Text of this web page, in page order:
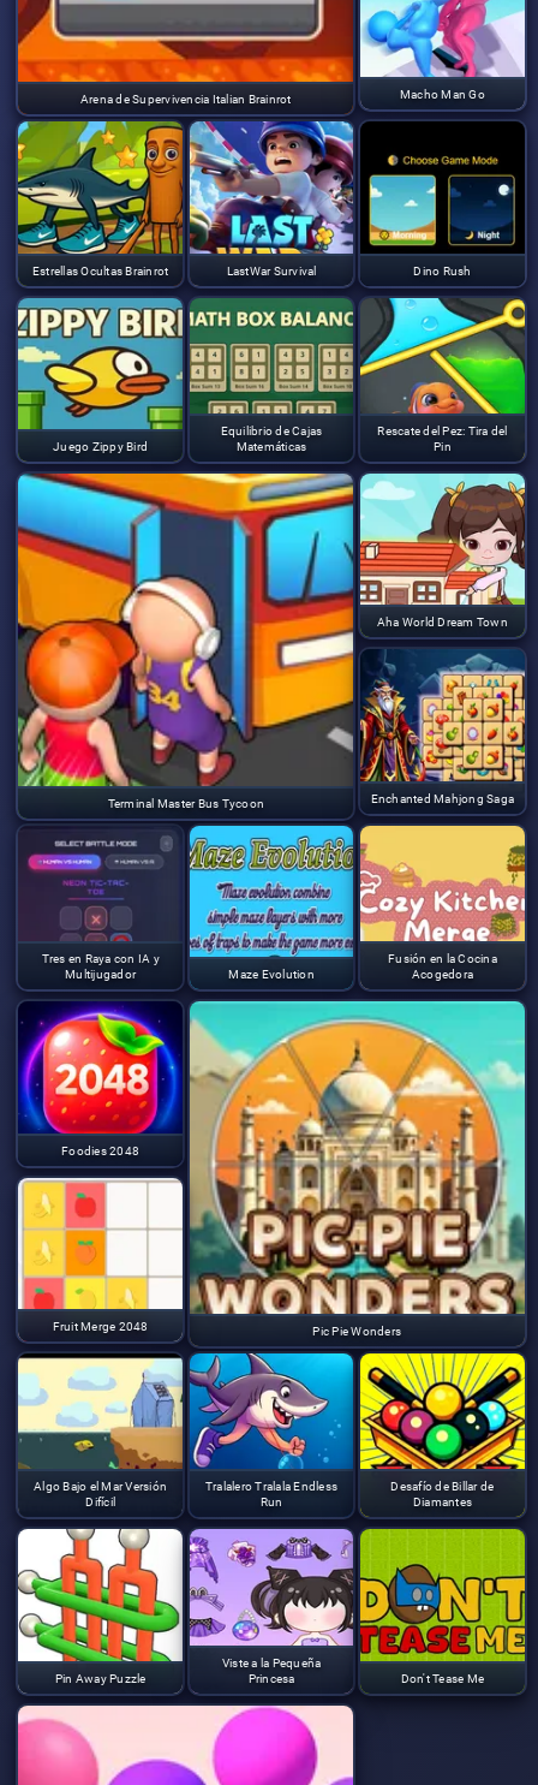
Arena de Supervivencia Italian Brainrot Macho Man Go
Estrellas Ocultas Brainrot LastWar Survival Dino Rush
Juego Zippy Bird
Equilibrio de Cajas
Matemáticas
Terminal Master Bus Tycoon
Rescate del Pez: Tira del
Pin
Aha World Dream Town
Enchanted Mahjong Saga
Tres en Raya con IA y
Multijugador
Maze Evolution
Fusión en la Cocina
Acogedora
Foodies 2048
Pic Pie Wonders
Fruit Merge 2048
Algo Bajo el Mar Versión
Difícil
Tralalero Tralala Endless
Run
Desafío de Billar de
Diamantes
Pin Away Puzzle
Viste a la Pequeña
Princesa
Don't Tease Me